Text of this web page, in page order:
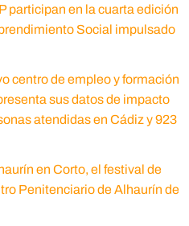
participan en la cuarta edición
Social impulsado
centro de empleo y formación
sus datos de impacto
atendidas en Cádiz y 923
en Corto, el festival de
Penitenciario de Alhaurín de